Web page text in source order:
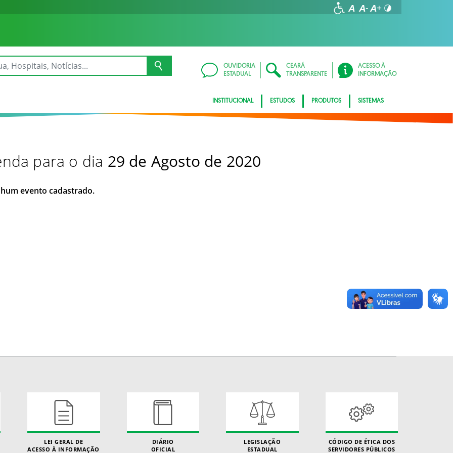
OUVIDORIA
ESTADUAL
CEARÁ
TRANSPARENTE
ACESSO À
INFORMAÇÃO
INSTITUCIONAL ESTUDOS PRODUTOS SISTEMAS
para o dia 29 de Agosto de 2020
evento cadastrado.
LEI GERAL DE
ACESSO À INFORMAÇÃO
DIÁRIO
OFICIAL
LEGISLAÇÃO
ESTADUAL
CÓDIGO DE ÉTICA DOS
SERVIDORES PÚBLICOS